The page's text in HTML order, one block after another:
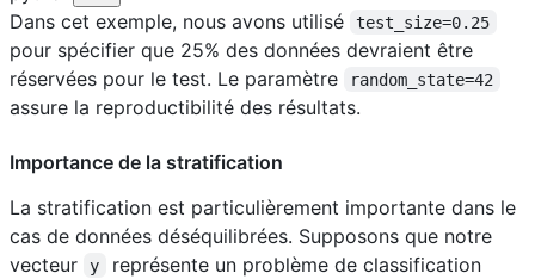
Dans cet exemple, nous avons utilisé
test_size=0.25
pour spécifier que 25% des données devraient être
réservées pour le test. Le paramètre
random_state=42
assure la reproductibilité des résultats.
Importance de la stratification
La stratification est particulièrement importante dans le
cas de données déséquilibrées. Supposons que notre
vecteur
y
représente un problème de classification